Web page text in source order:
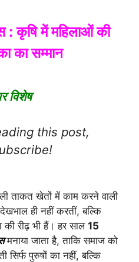
: कृषि में महिलाओं की
का सम्मान
विशेष
this post,
ताकत खेतों में काम करने वाली
ही नहीं करतीं, बल्कि
की रीढ़ भी हैं। हर साल 15
मनाया जाता है, ताकि समाज को
सिर्फ पुरुषों का नहीं, बल्कि